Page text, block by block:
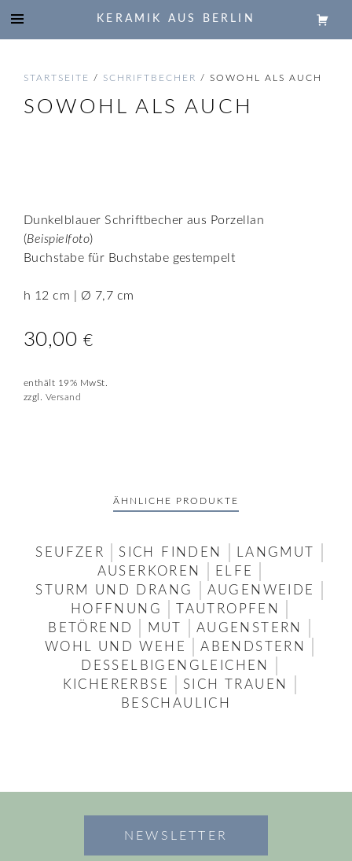
KERAMIK AUS BERLIN
STARTSEITE / SCHRIFTBECHER / SOWOHL ALS AUCH
🔍
SOWOHL ALS AUCH
Dunkelblauer Schriftbecher aus Porzellan
(Beispielfoto)
Buchstabe für Buchstabe gestempelt
h 12 cm | Ø 7,7 cm
30,00 €
enthält 19% MwSt.
zzgl. Versand
ÄHNLICHE PRODUKTE
SEUFZER SICH FINDEN
LANGMUT
AUSERKOREN
ELFE
STURM UND DRANG
AUGENWEIDE
HOFFNUNG
TAUTROPFEN
BETÖREND
MUT
AUGENSTERN
WOHL UND WEHE
ABENDSTERN
DESSELBIGENGLEICHEN
KICHERERBSE
SICH TRAUEN
BESCHAULICH
NEWSLETTER